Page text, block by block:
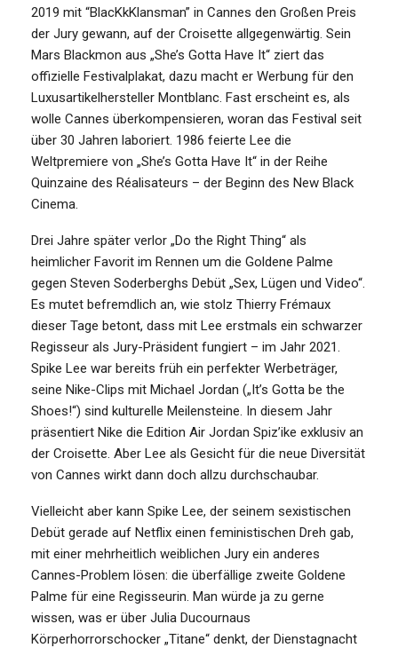
2019 mit “BlacKkKlansman” in Cannes den Großen Preis
der Jury gewann, auf der Croisette allgegenwärtig. Sein
Mars Blackmon aus „She’s Gotta Have It“ ziert das
offizielle Festivalplakat, dazu macht er Werbung für den
Luxusartikelhersteller Montblanc. Fast erscheint es, als
wolle Cannes überkompensieren, woran das Festival seit
über 30 Jahren laboriert. 1986 feierte Lee die
Weltpremiere von „She’s Gotta Have It“ in der Reihe
Quinzaine des Réalisateurs – der Beginn des New Black
Cinema.
Drei Jahre später verlor „Do the Right Thing“ als
heimlicher Favorit im Rennen um die Goldene Palme
gegen Steven Soderberghs Debüt „Sex, Lügen und Video“.
Es mutet befremdlich an, wie stolz Thierry Frémaux
dieser Tage betont, dass mit Lee erstmals ein schwarzer
Regisseur als Jury-Präsident fungiert – im Jahr 2021.
Spike Lee war bereits früh ein perfekter Werbeträger,
seine Nike-Clips mit Michael Jordan („It’s Gotta be the
Shoes!“) sind kulturelle Meilensteine. In diesem Jahr
präsentiert Nike die Edition Air Jordan Spiz’ike exklusiv an
der Croisette. Aber Lee als Gesicht für die neue Diversität
von Cannes wirkt dann doch allzu durchschaubar.
Vielleicht aber kann Spike Lee, der seinem sexistischen
Debüt gerade auf Netflix einen feministischen Dreh gab,
mit einer mehrheitlich weiblichen Jury ein anderes
Cannes-Problem lösen: die überfällige zweite Goldene
Palme für eine Regisseurin. Man würde ja zu gerne
wissen, was er über Julia Ducournaus
Körperhorrorschocker „Titane“ denkt, der Dienstagnacht